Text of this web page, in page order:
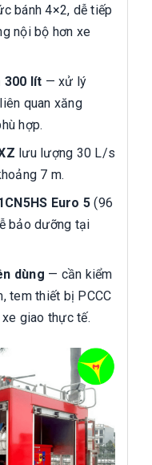
bánh 4×2, dễ tiếp
nội bộ hơn xe
300 lít — xử lý
quan xăng
hợp.
lưu lượng 30 L/s
7 m.
Euro 5 (96
bảo dưỡng tại
dùng — cần kiểm
tem thiết bị PCCC
giao thực tế.